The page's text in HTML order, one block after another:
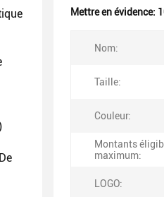
Mettre en évidence:
Nom:
Taille:
Couleur:
Montants
maximum:
LOGO: